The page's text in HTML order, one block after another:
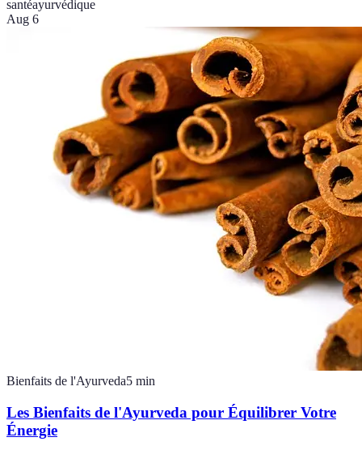
santéayurvédique
Aug 6
Bienfaits de l'Ayurveda5 min
Les Bienfaits de l'Ayurveda pour Équilibrer Votre
Énergie